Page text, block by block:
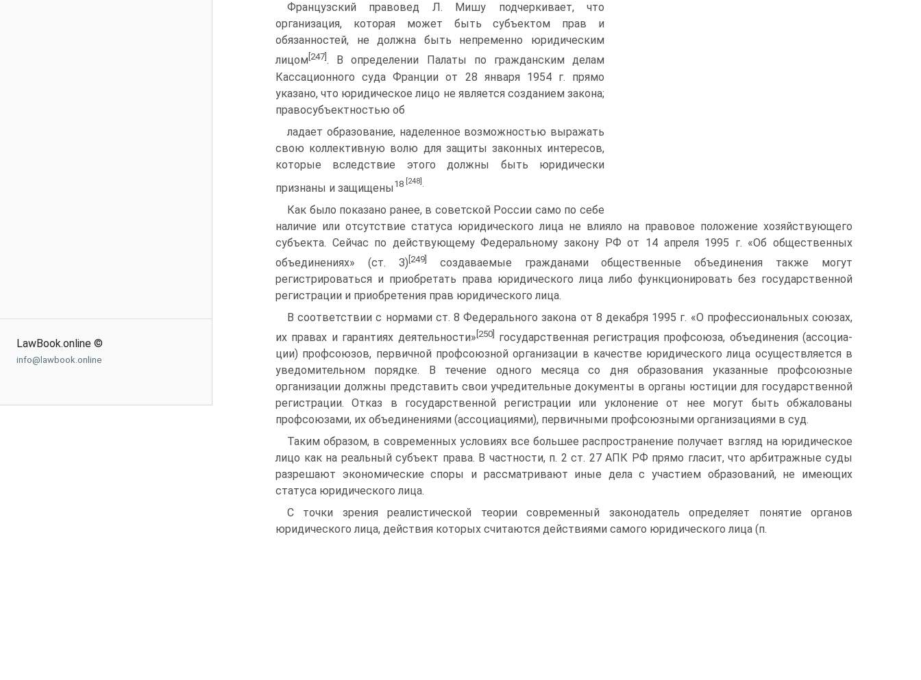
LawBook.online ©
info@lawbook.online
Французский правовед Л. Мишу подчеркивает, что
организация, ко­торая может быть субъектом прав и
обязанностей, не должна быть непре­менно юридическим
лицом [247] . В определении Палаты по гражданским де­лам
Кассационного суда Франции от 28 января 1954 г. прямо
указано, что юридическое лицо не является созданием закона;
правосубъектностью об­
ладает образование, наделенное возможностью выражать
свою коллектив­ную волю для защиты законных интересов,
которые вследствие этого должны быть юридически
признаны и защищены 18 [248] .
Как было показано ранее, в советской России само по себе
наличие или отсутствие статуса юридического лица не влияло на правовое положение хо­зяйствующего
субъекта. Сейчас по действующему Федеральному закону РФ от 14 апреля 1995 г. «Об общественных
объединениях» (ст. З) [249]
создавае­мые гражданами общественные объединения также могут
регистрировать­ся и приобретать права юридического лица либо функционировать без го­сударственной
регистрации и приобретения прав юридического лица.
В соответствии с нормами ст. 8 Федерального закона от 8 декабря 1995 г. «О профессиональных союзах,
их правах и гарантиях деятельно­сти» [250]
государственная регистрация профсоюза, объединения (ассоциа­
ции) профсоюзов, первичной профсоюзной организации в качестве юри­дического лица осуществляется в
уведомительном порядке. В течение од­ного месяца со дня образования указанные профсоюзные
организации должны представить свои учредительные документы в органы юстиции для государственной
регистрации. Отказ в государственной регистрации или уклонение от нее могут быть обжалованы
профсоюзами, их объедине­ниями (ассоциациями), первичными профсоюзными организациями в суд.
Таким образом, в современных условиях все большее распространение получает взгляд на юридическое
лицо как на реальный субъект права. В ча­стности, п. 2 ст. 27 АПК РФ прямо гласит, что арбитражные суды
разре­шают экономические споры и рассматривают иные дела с участием обра­зований, не имеющих
статуса юридического лица.
С точки зрения реалистической теории современный законодатель определяет понятие органов
юридического лица, действия которых счи­таются действиями самого юридического лица (п.